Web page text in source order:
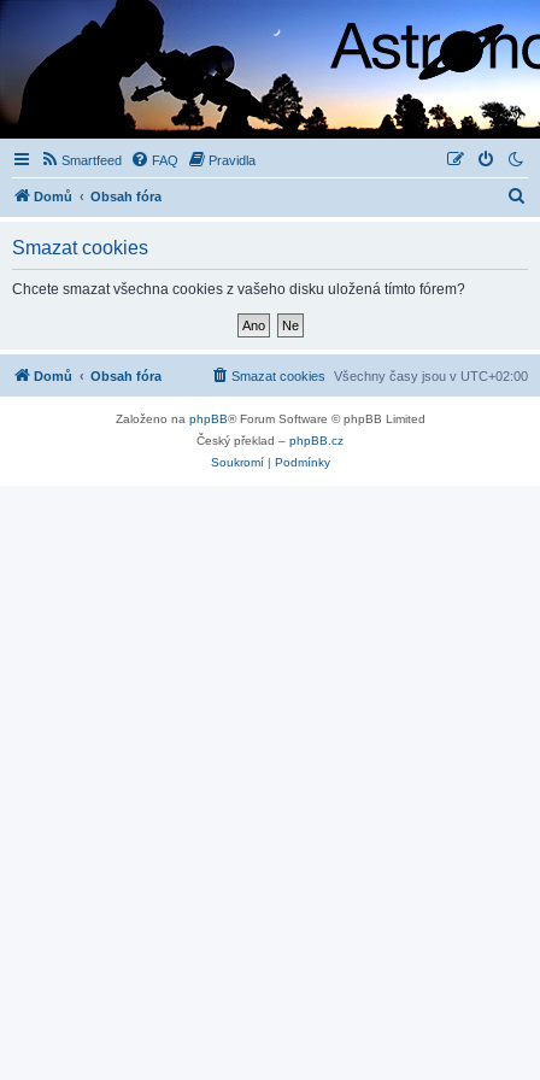
Smartfeed FAQ Pravidla
Domů Obsah fóra
Smazat cookies
Chcete smazat všechna cookies z vašeho disku uložená tímto fórem?
Domů Obsah fóra Všechny časy jsou v UTC+02:00
Smazat cookies
Založeno na phpBB® Forum Software © phpBB Limited
Český překlad – phpBB.cz
Soukromí| Podmínky